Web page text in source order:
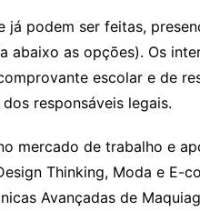
já podem ser feitas,
abaixo as opções). Os
escolar e de
responsáveis legais.
mercado de trabalho e
Thinking, Moda e E-
Avançadas de